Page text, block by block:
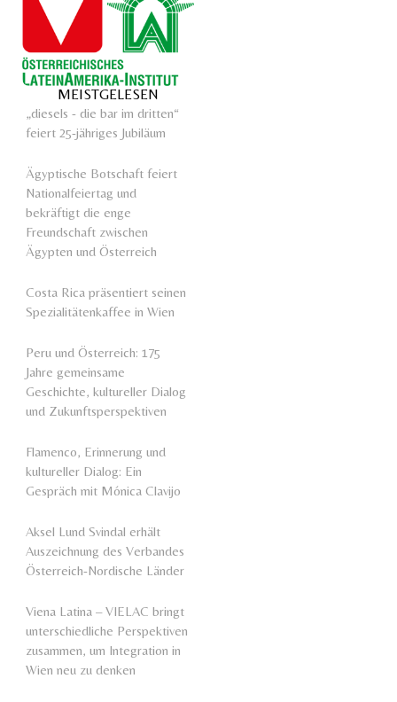
MEISTGELESEN
„diesels - die bar im dritten“
feiert 25-jähriges Jubiläum
Ägyptische Botschaft feiert
Nationalfeiertag und
bekräftigt die enge
Freundschaft zwischen
Ägypten und Österreich
Costa Rica präsentiert seinen
Spezialitätenkaffee in Wien
Peru und Österreich: 175
Jahre gemeinsame
Geschichte, kultureller Dialog
und Zukunftsperspektiven
Flamenco, Erinnerung und
kultureller Dialog: Ein
Gespräch mit Mónica Clavijo
Aksel Lund Svindal erhält
Auszeichnung des Verbandes
Österreich-Nordische Länder
Viena Latina – VIELAC bringt
unterschiedliche Perspektiven
zusammen, um Integration in
Wien neu zu denken